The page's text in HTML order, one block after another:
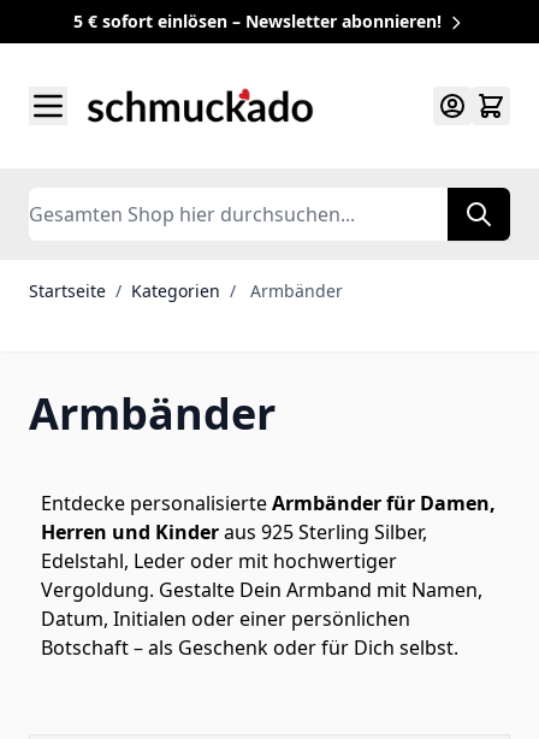
5 € sofort einlösen – Newsletter abonnieren!
Search
Startseite / Kategorien / Armbänder
Armbänder
Entdecke personalisierteArmbänder für Damen,
Herren und Kinderaus 925 Sterling Silber,
Edelstahl, Leder oder mit hochwertiger
Vergoldung. Gestalte Dein Armband mit Namen,
Datum, Initialen oder einer persönlichen
Botschaft – als Geschenk oder für Dich selbst.